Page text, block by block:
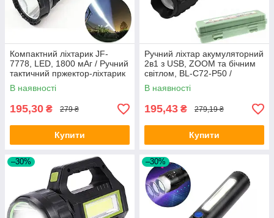
Компактний ліхтарик JF-
7778, LED, 1800 мАг / Ручний
тактичний пржектор-ліхтарик
В наявності
195,30 ₴ 279 ₴
Купити
Ручний ліхтар акумуляторний
2в1 з USB, ZOOM та бічним
світлом, BL-C72-P50 /
Світлодіодний ліхтар
В наявності
195,43 ₴ 279,19 ₴
Купити
–30% –30%